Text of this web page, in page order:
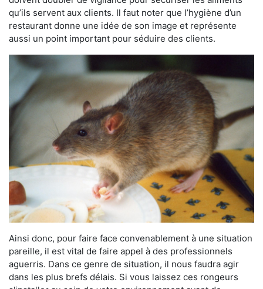
qu’ils servent aux clients. Il faut noter que l’hygiène d’un
restaurant donne une idée de son image et représente
aussi un point important pour séduire des clients.
Ainsi donc, pour faire face convenablement à une situation
pareille, il est vital de faire appel à des professionnels
aguerris. Dans ce genre de situation, il nous faudra agir
dans les plus brefs délais. Si vous laissez ces rongeurs